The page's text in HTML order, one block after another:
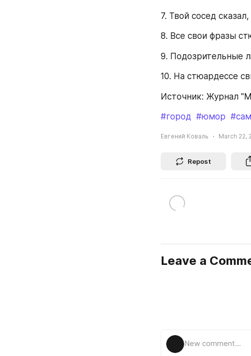
7. Твой сосед
8. Все свои фразы
9. Подозрительные
10. На стюардессе
Источник: Журнал
#город #юмор
Евгений Коваль March 22,
Repost
Leave a